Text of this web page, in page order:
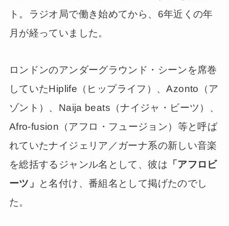
ト。ラジオ局で働き始めてから、6年近くの年
月が経っていました。
ロンドンのアンダーグラウンド・シーンを席巻
していたHiplife（ヒップライフ）、Azonto（ア
ゾント）、Naija beats（ナイジャ・ビーツ）、
Afro-fusion（アフロ・フュージョン）等と呼ば
れていたナイジェリア／ガーナ系の新しい音楽
を総括するジャンル名として、彼は 「アフロビ
ーツ」
と名付け、番組名として掲げたのでし
た。